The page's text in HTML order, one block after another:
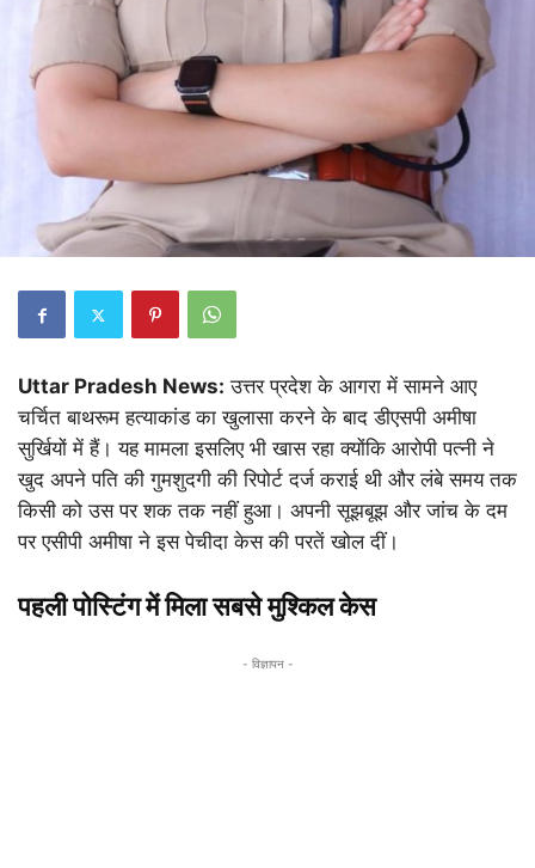
Uttar Pradesh News: उत्तर प्रदेश के आगरा में सामने आए
चर्चित बाथरूम हत्याकांड का खुलासा करने के बाद डीएसपी अमीषा
सुर्खियों में हैं। यह मामला इसलिए भी खास रहा क्योंकि आरोपी पत्नी ने
खुद अपने पति की गुमशुदगी की रिपोर्ट दर्ज कराई थी और लंबे समय तक
किसी को उस पर शक तक नहीं हुआ। अपनी सूझबूझ और जांच के दम
पर एसीपी अमीषा ने इस पेचीदा केस की परतें खोल दीं।
पहली पोस्टिंग में मिला सबसे मुश्किल केस
- विज्ञापन -